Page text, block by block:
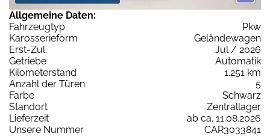
Allgemeine Daten:
Fahrzeugtyp
Pkw
Karosserieform
Geländewagen
Erst-Zul.
Jul / 2026
Getriebe
Automatik
Kilometerstand
1.251 km
Anzahl der Türen
5
Farbe
Schwarz
Standort
Zentrallager
Lieferzeit
ab ca. 11.08.2026
Unsere Nummer
CAR3033841